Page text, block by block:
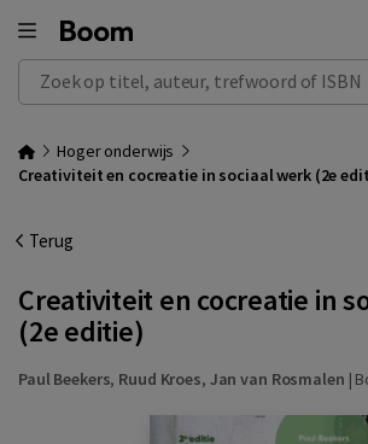
Zoek op titel, auteur, trefwoord of ISBN
Hoger onderwijs
Creativiteit en cocreatie in sociaal werk (2e
Terug
Creativiteit en cocreatie in
(2e editie)
Paul Beekers, Ruud Kroes, Jan van Rosmalen |